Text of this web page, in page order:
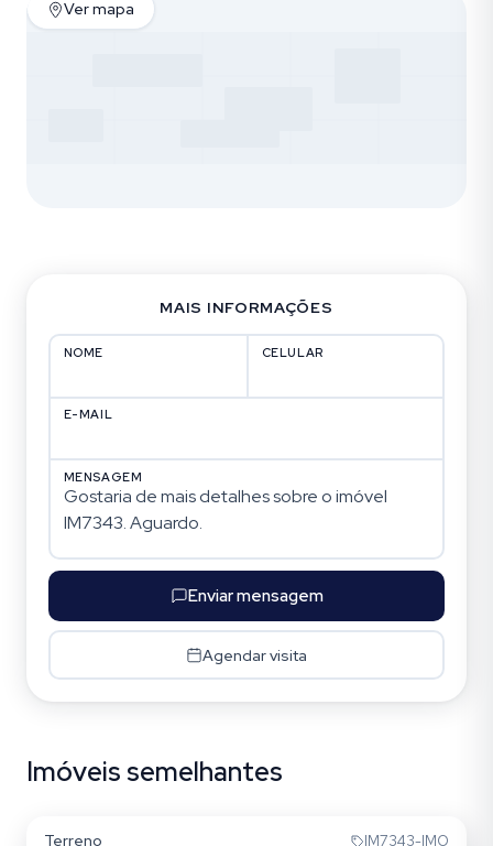
Ver mapa
MAIS INFORMAÇÕES
NOME CELULAR
E-MAIL
MENSAGEM
Enviar mensagem
Agendar visita
Imóveis semelhantes
Vila Jardim
Terreno IM7343-IMO